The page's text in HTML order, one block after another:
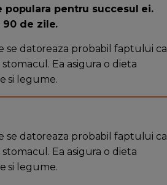
populara pentru succesul ei.
90 de zile.
se datoreaza probabil faptului ca
Ea asigura o dieta
si legume.
se datoreaza probabil faptului ca
Ea asigura o dieta
si legume.